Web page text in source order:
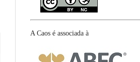
A Caos é associada à